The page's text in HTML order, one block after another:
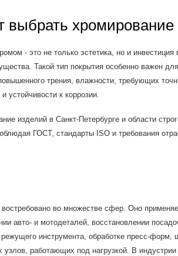
выбрать хромирование
- это не только эстетика, но и инвестиция
Такой тип покрытия особенно важен
трения, влажности, требующих
устойчивости к коррозии.
изделий в Санкт-Петербурге и области
ГОСТ, стандарты ISO и требования
во множестве сфер. Оно
авто- и мотодеталей, восстановлении
инструмента, обработке пресс-форм,
узлов, работающих под нагрузкой. В